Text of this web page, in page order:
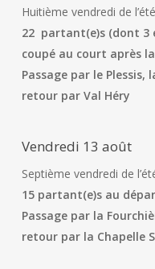
Huitième vendredi de l’été
22 partant(e)s (dont 3
coupé au court après
Passage par le Plessis,
retour par Val Héry
Vendredi 13 août
Septième vendredi de
15 partant(e)s au
Passage par la
retour par la Chapelle